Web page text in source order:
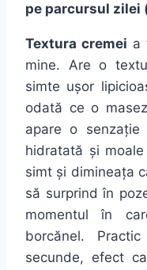
pe parcursul
Textura cremei a
mine. Are o
simte ușor
odată ce o masez
apare o senzație
hidratată și moale
simt și dimineața
să surprindîn
momentulîn
borcănel.
secunde, efect